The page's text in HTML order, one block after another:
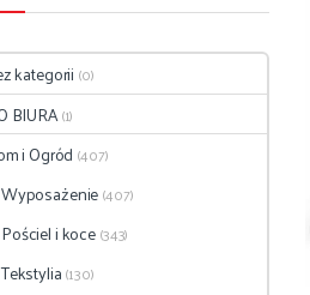
kategorii (0)
BIURA(1)
i Ogród (407)
Wyposażenie(407)
Pościel i koce(343)
Tekstylia(130)